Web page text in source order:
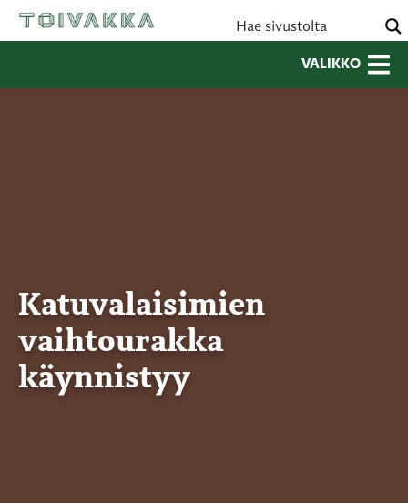
VALIKKO
Katuvalaisimien
vaihtourakka
käynnistyy